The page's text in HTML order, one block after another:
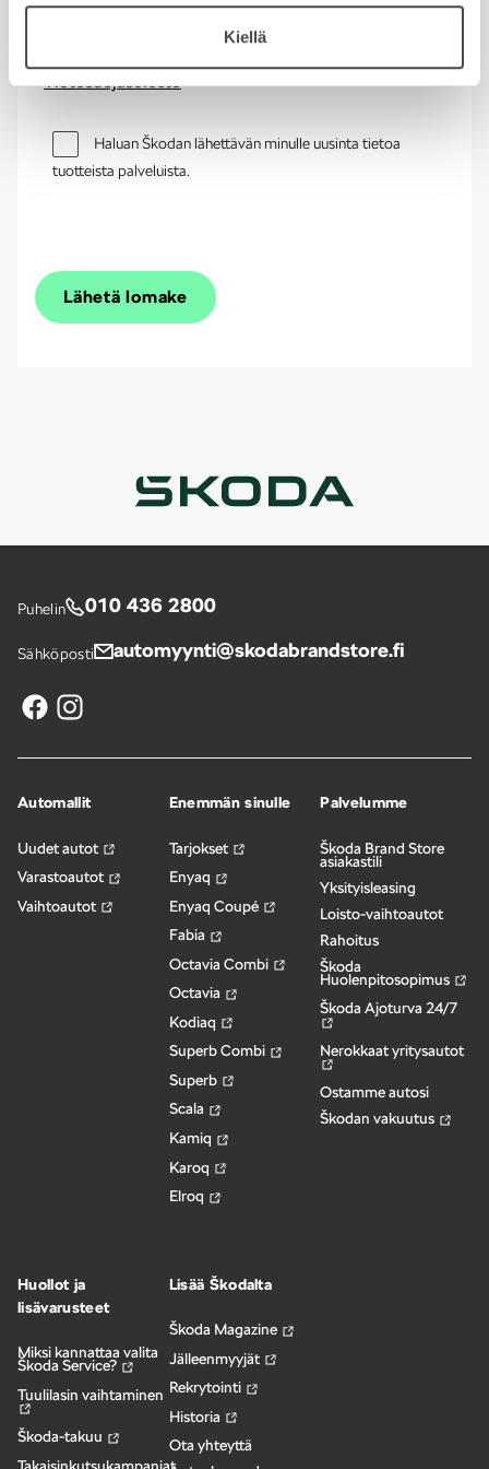
Kiellä
Tietosuojaseloste
tuotteista palveluista.
Lähetä lomake
Puhelin 010 436 2800
Sähköposti automyynti@skodabrandstore.fi
Automallit
Uudet autot
Varastoautot
Vaihtoautot
Enemmän sinulle
Tarjokset
Enyaq
Enyaq Coupé
Fabia
Octavia Combi
Octavia
Kodiaq
Superb Combi
Superb
Scala
Kamiq
Karoq
Elroq
Palvelumme
Škoda Brand Store
asiakastili
Yksityisleasing
Loisto-vaihtoautot
Rahoitus
Škoda
Huolenpitosopimus
Škoda Ajoturva 24/7
Nerokkaat yritysautot
Ostamme autosi
Škodan vakuutus
Huollot ja
lisävarusteet
Miksi kannattaa valita
Škoda Service?
Tuulilasin vaihtaminen
Škoda-takuu
Lisää Škodalta
Škoda Magazine
Jälleenmyyjät
Rekrytointi
Historia
Ota yhteyttä